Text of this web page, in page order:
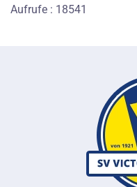
Aufrufe : 18541